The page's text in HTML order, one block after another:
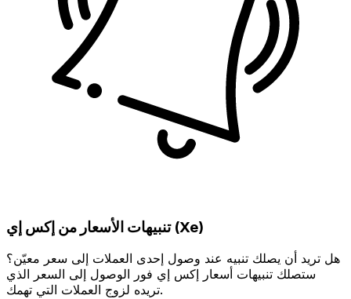
تنبيهات الأسعار من إكس إي (Xe)
هل تريد أن يصلك تنبيه عند وصول إحدى العملات إلى سعر معيّن؟
ستصلك تنبيهات أسعار إكس إي فور الوصول إلى السعر الذي
تريده لزوج العملات التي تهمك.